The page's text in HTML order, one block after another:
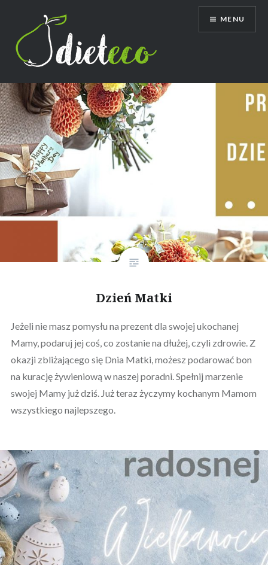
treści
Dietetyk Bydgoszcz Toruń, poradnia
dietetyczna, dietetyk dziecięcy
MENU
Dzień Matki
Jeżeli nie masz pomysłu na prezent dla swojej ukochanej
Mamy, podaruj jej coś, co zostanie na dłużej, czyli zdrowie. Z
okazji zbliżającego się Dnia Matki, możesz podarować bon
na kurację żywieniową w naszej poradni. Spełnij marzenie
swojej Mamy już dziś. Już teraz życzymy kochanym Mamom
wszystkiego najlepszego.